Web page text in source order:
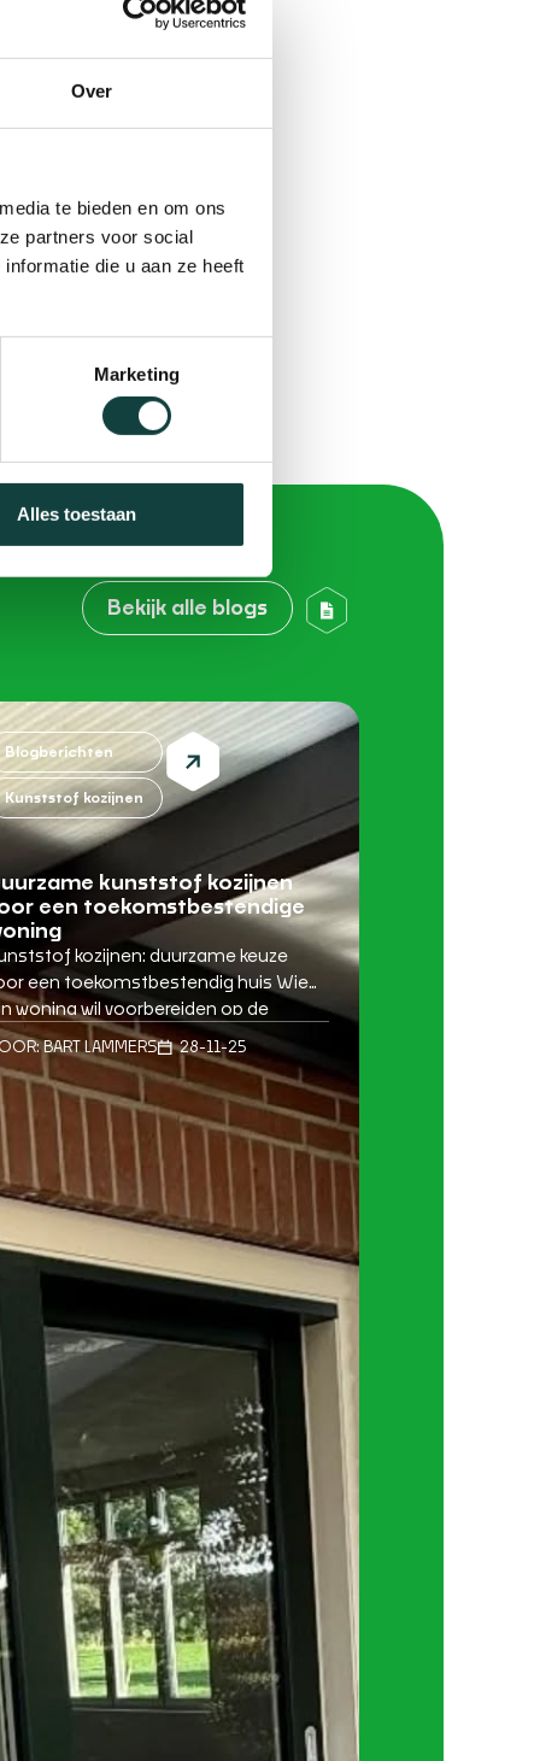
Over
te bieden en om ons
partners voor social
die u aan ze heeft
Marketing
Alles toestaan
Bekijk alle blogs
Blogberichten
Kunststof kozijnen
kunststof kozijnen
een toekomstbestendige
kozijnen: duurzame keuze
een toekomstbestendig huis Wie
woning wil voorbereiden op de
ontdekt al snel dat het loont
te investeren in slimme, duurzame
Een van de meest
manieren om comfort en
te vergroten, is het
van oude kozijnen door
kozijnen. Vooral oplossingen
weinig onderhoud […]
BART LAMMERS 28-11-25